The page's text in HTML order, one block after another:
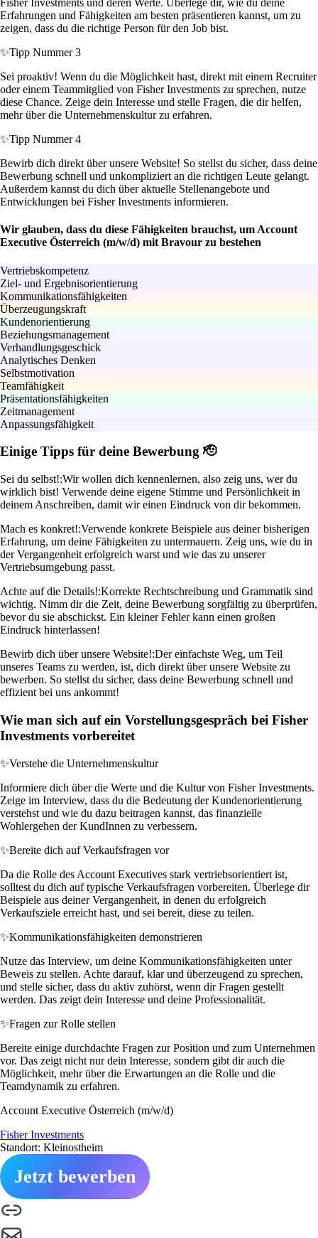
Fisher Investments und deren Werte. Überlege dir, wie du deine
Erfahrungen und Fähigkeiten am besten präsentieren kannst, um zu
zeigen, dass du die richtige Person für den Job bist.
✨Tipp Nummer 3
Sei proaktiv! Wenn du die Möglichkeit hast, direkt mit einem Recruiter
oder einem Teammitglied von Fisher Investments zu sprechen, nutze
diese Chance. Zeige dein Interesse und stelle Fragen, die dir helfen,
mehr über die Unternehmenskultur zu erfahren.
✨Tipp Nummer 4
Bewirb dich direkt über unsere Website! So stellst du sicher, dass deine
Bewerbung schnell und unkompliziert an die richtigen Leute gelangt.
Außerdem kannst du dich über aktuelle Stellenangebote und
Entwicklungen bei Fisher Investments informieren.
Wir glauben, dass du diese Fähigkeiten brauchst, um Account
Executive Österreich (m/w/d) mit Bravour zu bestehen
Vertriebskompetenz
Ziel- und Ergebnisorientierung
Kommunikationsfähigkeiten
Überzeugungskraft
Kundenorientierung
Beziehungsmanagement
Verhandlungsgeschick
Analytisches Denken
Selbstmotivation
Teamfähigkeit
Präsentationsfähigkeiten
Zeitmanagement
Anpassungsfähigkeit
Einige Tipps für deine Bewerbung 🫡
Sei du selbst!:Wir wollen dich kennenlernen, also zeig uns, wer du
wirklich bist! Verwende deine eigene Stimme und Persönlichkeit in
deinem Anschreiben, damit wir einen Eindruck von dir bekommen.
Mach es konkret!:Verwende konkrete Beispiele aus deiner bisherigen
Erfahrung, um deine Fähigkeiten zu untermauern. Zeig uns, wie du in
der Vergangenheit erfolgreich warst und wie das zu unserer
Vertriebsumgebung passt.
Achte auf die Details!:Korrekte Rechtschreibung und Grammatik sind
wichtig. Nimm dir die Zeit, deine Bewerbung sorgfältig zu überprüfen,
bevor du sie abschickst. Ein kleiner Fehler kann einen großen
Eindruck hinterlassen!
Bewirb dich über unsere Website!:Der einfachste Weg, um Teil
unseres Teams zu werden, ist, dich direkt über unsere Website zu
bewerben. So stellst du sicher, dass deine Bewerbung schnell und
effizient bei uns ankommt!
Wie man sich auf ein Vorstellungsgespräch bei Fisher
Investments vorbereitet
✨Verstehe die Unternehmenskultur
Informiere dich über die Werte und die Kultur von Fisher Investments.
Zeige im Interview, dass du die Bedeutung der Kundenorientierung
verstehst und wie du dazu beitragen kannst, das finanzielle
Wohlergehen der KundInnen zu verbessern.
✨Bereite dich auf Verkaufsfragen vor
Da die Rolle des Account Executives stark vertriebsorientiert ist,
solltest du dich auf typische Verkaufsfragen vorbereiten. Überlege dir
Beispiele aus deiner Vergangenheit, in denen du erfolgreich
Verkaufsziele erreicht hast, und sei bereit, diese zu teilen.
✨Kommunikationsfähigkeiten demonstrieren
Nutze das Interview, um deine Kommunikationsfähigkeiten unter
Beweis zu stellen. Achte darauf, klar und überzeugend zu sprechen,
und stelle sicher, dass du aktiv zuhörst, wenn dir Fragen gestellt
werden. Das zeigt dein Interesse und deine Professionalität.
✨Fragen zur Rolle stellen
Bereite einige durchdachte Fragen zur Position und zum Unternehmen
vor. Das zeigt nicht nur dein Interesse, sondern gibt dir auch die
Möglichkeit, mehr über die Erwartungen an die Rolle und die
Teamdynamik zu erfahren.
Account Executive Österreich (m/w/d)
Fisher Investments
Standort: Kleinostheim
Jetzt bewerben